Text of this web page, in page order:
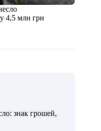
4,5 млн грн
знак грошей,